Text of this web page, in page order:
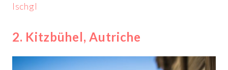
Ischgl
2. Kitzbühel, Autriche